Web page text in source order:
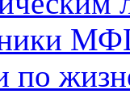
по